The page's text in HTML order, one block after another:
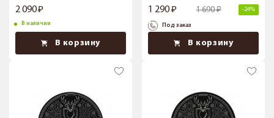
2 090
В наличии
В корзину
1 290 1 690 -24%
Под заказ
В корзину